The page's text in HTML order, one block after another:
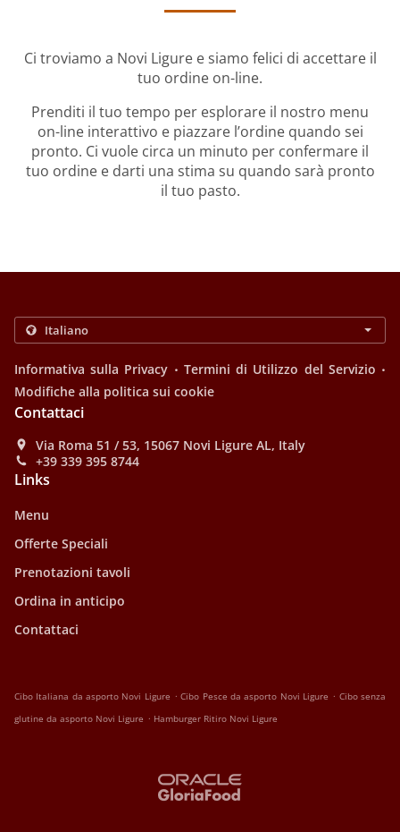
Ci troviamo a Novi Ligure e siamo felici di accettare il
tuo ordine on-line.
Prenditi il tuo tempo per esplorare il nostro menu
on-line interattivo e piazzare l’ordine quando sei
pronto. Ci vuole circa un minuto per confermare il
tuo ordine e darti una stima su quando sarà pronto
il tuo pasto.
Informativa sulla Privacy . Termini di Utilizzo del Servizio .
Modifiche alla politica sui cookie
Contattaci
Via Roma 51 / 53, 15067 Novi Ligure AL, Italy
+39 339 395 8744
Links
Menu
Offerte Speciali
Prenotazioni tavoli
Ordina in anticipo
Contattaci
Cibo Italiana da asporto Novi Ligure . Cibo Pesce da asporto Novi Ligure . Cibo senza
glutine da asporto Novi Ligure . Hamburger Ritiro Novi Ligure